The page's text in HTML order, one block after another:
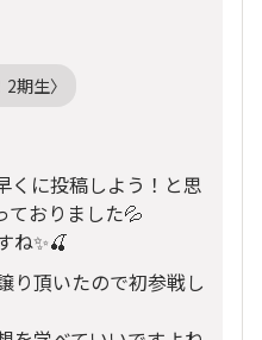
期生〉
くに投稿しよう！と思
ておりました💦
ね✨🍒
り頂いたので初参戦し